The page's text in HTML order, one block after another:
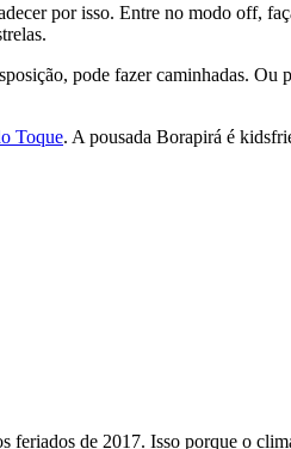
por isso. Entre no modo off,
pode fazer caminhadas.
Toque. A pousada Borapirá é
de 2017. Isso porque o